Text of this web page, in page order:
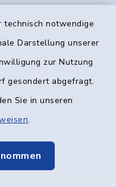
notwendige
Darstellung unserer
zur Nutzung
gesondert abgefragt.
Sie in unseren
.